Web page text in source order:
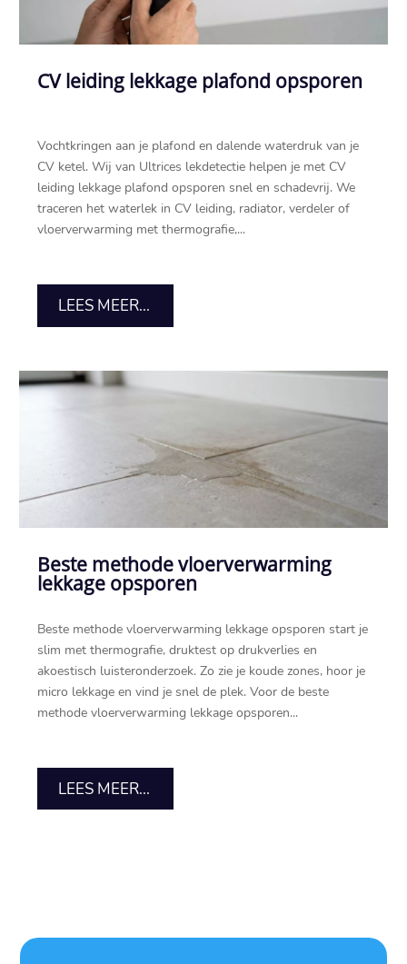
CV leiding lekkage plafond opsporen
Vochtkringen aan je plafond en dalende waterdruk van je
CV ketel.​ Wij van Ultrices lekdetectie helpen je met CV
leiding lekkage plafond opsporen snel en schadevrij.​ We
traceren het waterlek in CV leiding, radiator, verdeler of
vloerverwarming met thermografie,...
LEES MEER...
Beste methode vloerverwarming
lekkage opsporen
Beste methode vloerverwarming lekkage opsporen start je
slim met thermografie, druktest op drukverlies en
akoestisch luisteronderzoek.​ Zo zie je koude zones, hoor je
micro lekkage en vind je snel de plek.​ Voor de beste
methode vloerverwarming lekkage opsporen...
LEES MEER...